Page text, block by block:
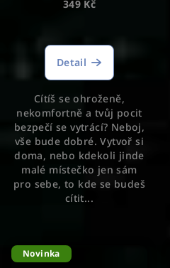
349 Kč
hodnocení
produktu
z
5
hvězdiček.
Detail
Cítíš se ohroženě,
nekomfortně a tvůj pocit
bezpečí se vytrácí? Neboj,
vše bude dobré. Vytvoř si
doma, nebo kdekoli jinde
malé místečko jen sám
pro sebe, to kde se budeš
cítit...
Novinka